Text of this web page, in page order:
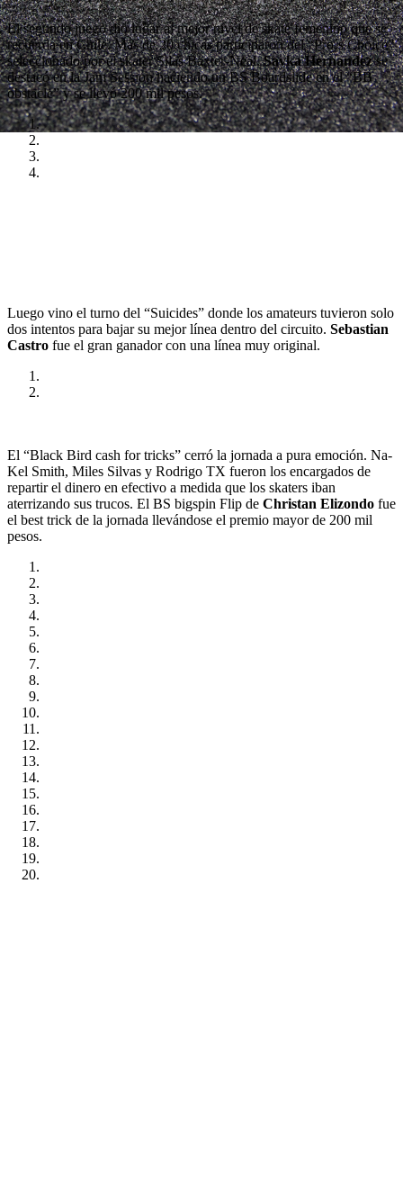
El segundo juego dio lugar al mejor nivel de skate femenino que se
recuerda en Chile. Más de 20 chicas participaron del “Pro´s Choice”
seleccionado por el skater Silas Baxter-Neal.Savka Hernandezse
destacó en la Jam Session haciendo un BS Boardslide en el “BB
obstacle” y se llevó 200 mil pesos.
Luego vino el turno del “Suicides” donde los amateurs tuvieron solo
dos intentos para bajar su mejor línea dentro del circuito. Sebastian
Castro fue el gran ganador con una línea muy original.
El “Black Bird cash for tricks” cerró la jornada a pura emoción. Na-
Kel Smith, Miles Silvas y Rodrigo TX fueron los encargados de
repartir el dinero en efectivo a medida que los skaters iban
aterrizando sus trucos. El BS bigspin Flip de Christan Elizondo fue
el best trick de la jornada llevándose el premio mayor de 200 mil
pesos.